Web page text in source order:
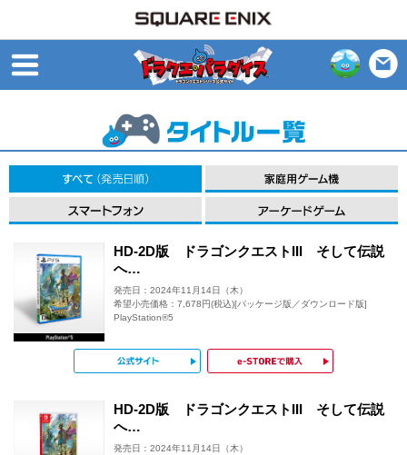
すべて（発売日順）
スマートフォン
HD-2D版 ドラゴンクエストIII そして伝説
へ…
発売日：2024年11月14日（木）
希望小売価格：7,678円(税込)[パッケージ版／ダウンロード版]
PlayStation®5
公式サイト
HD-2D版 ドラゴンクエストIII そして伝説
へ…
発売日：2024年11月14日（木）